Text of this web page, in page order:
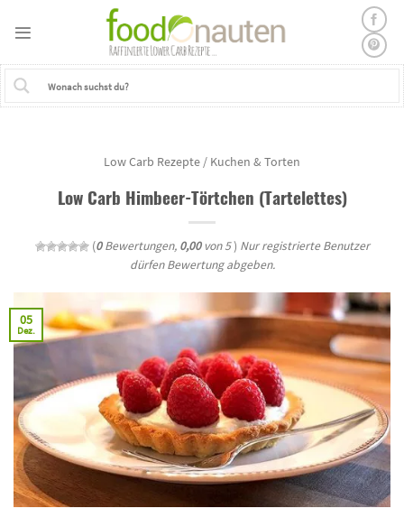
Low Carb Rezepte / Kuchen & Torten
Low Carb Himbeer-Törtchen (Tartelettes)
(0Bewertungen, 0,00von 5) Nur registrierte Benutzer
dürfen Bewertung abgeben.
05
Dez.